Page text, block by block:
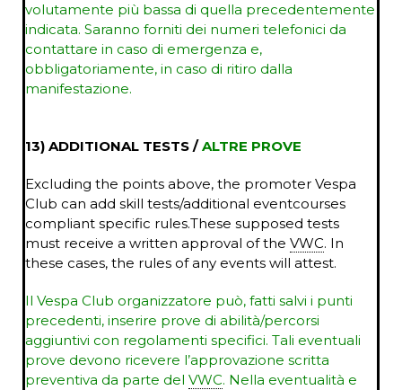
volutamente più bassa di quella precedentemente
indicata. Saranno forniti dei numeri telefonici da
contattare in caso di emergenza e,
obbligatoriamente, in caso di ritiro dalla
manifestazione.
13) ADDITIONAL TESTS / ALTRE PROVE
Excluding the points above, the promoter Vespa
Club can add skill tests/additional eventcourses
compliant specific rules.These supposed tests
must receive a written approval of the VWC. In
these cases, the rules of any events will attest.
Il Vespa Club organizzatore può, fatti salvi i punti
precedenti, inserire prove di abilità/percorsi
aggiuntivi con regolamenti specifici. Tali eventuali
prove devono ricevere l’approvazione scritta
preventiva da parte del VWC. Nella eventualità e